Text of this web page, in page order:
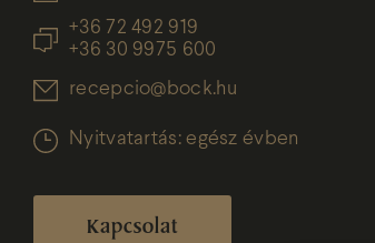
+36 72 492 919
+36 30 9975 600
recepcio@bock.hu
Nyitvatartás: egész évben
Kapcsolat